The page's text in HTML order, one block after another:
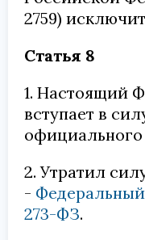
2759)
Статья 8
1. Настоящий
вступает в
2. Утратил
- Федеральный
273-ФЗ.